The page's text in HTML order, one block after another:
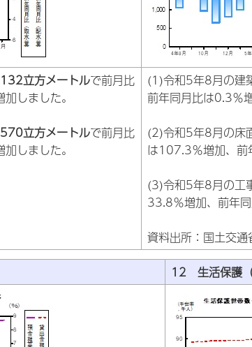
立方メートルで前月比
しました。
立方メートルで前月比
しました。
(1)令和5年8月の建
前年同月比は0.3％
(2)令和5年8月の床
は107.3％増加、前
(3)令和5年8月の工
33.8％増加、前年
資料出所：国土交通
12 生活保護（